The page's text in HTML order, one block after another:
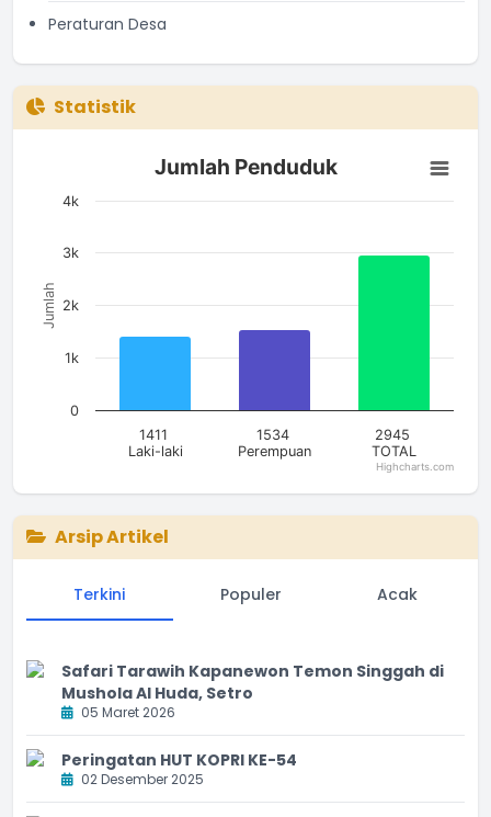
Peraturan Desa
Statistik
Jumlah Penduduk
Bar chart with 3 bars.
The chart has 1 X axis displaying categories.
Jumlah
Jumlah Penduduk
1411
Laki-laki
1534
Perempuan
2945
TOTAL
0
1k
2k
3k
4k
Highcharts.com
Arsip Artikel
Terkini Populer Acak
Safari Tarawih Kapanewon Temon Singgah di
Mushola Al Huda, Setro
05 Maret 2026
Peringatan HUT KOPRI KE-54
02 Desember 2025